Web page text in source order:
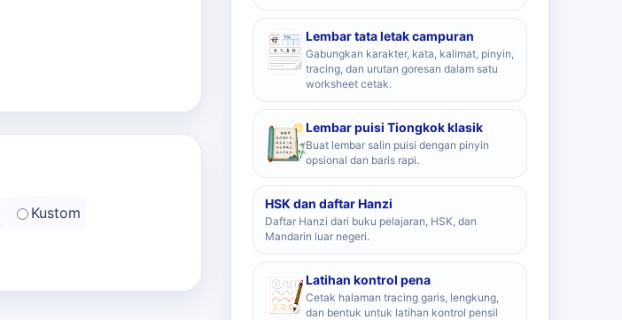
Kustom
Lembar tata letak campuran
Gabungkan karakter, kata, kalimat, pinyin,
tracing, dan urutan goresan dalam satu
worksheet cetak.
Lembar puisi Tiongkok klasik
Buat lembar salin puisi dengan pinyin
opsional dan baris rapi.
HSK dan daftar Hanzi
Daftar Hanzi dari buku pelajaran, HSK, dan
Mandarin luar negeri.
Latihan kontrol pena
Cetak halaman tracing garis, lengkung,
dan bentuk untuk latihan kontrol pensil